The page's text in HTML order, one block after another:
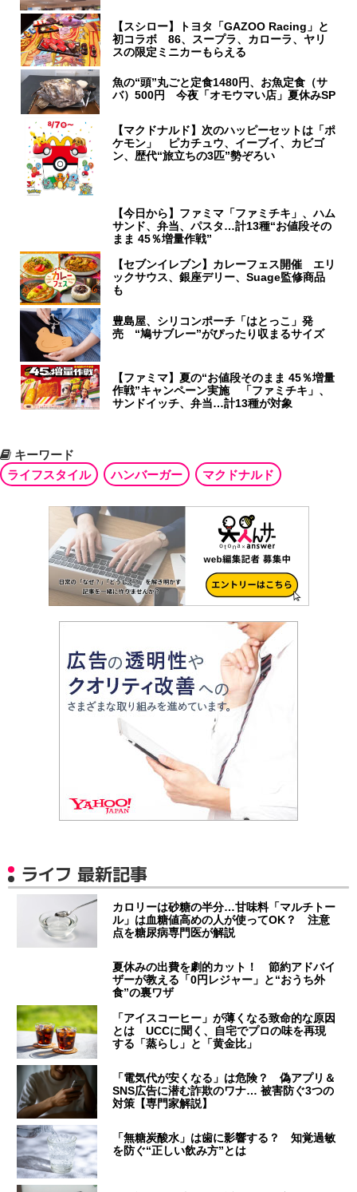
【スシロー】トヨタ「GAZOO Racing」と
初コラボ 86、スープラ、カローラ、ヤリ
スの限定ミニカーもらえる
魚の“頭”丸ごと定食1480円、お魚定食（サ
バ）500円 今夜「オモウマい店」夏休みSP
【マクドナルド】次のハッピーセットは「ポ
ケモン」 ピカチュウ、イーブイ、カビゴ
ン、歴代“旅立ちの3匹”勢ぞろい
【今日から】ファミマ「ファミチキ」、ハム
サンド、弁当、パスタ…計13種“お値段その
まま 45％増量作戦”
【セブンイレブン】カレーフェス開催 エリ
ックサウス、銀座デリー、Suage監修商品
も
豊島屋、シリコンポーチ「はとっこ」発
売 “鳩サブレー”がぴったり収まるサイズ
【ファミマ】夏の“お値段そのまま 45％増量
作戦”キャンペーン実施 「ファミチキ」、
サンドイッチ、弁当…計13種が対象
キーワード
ライフスタイル
ハンバーガー マクドナルド
ライフ 最新記事
カロリーは砂糖の半分…甘味料「マルチトー
ル」は血糖値高めの人が使ってOK？ 注意
点を糖尿病専門医が解説
夏休みの出費を劇的カット！ 節約アドバイ
ザーが教える「0円レジャー」と“おうち外
食”の裏ワザ
「アイスコーヒー」が薄くなる致命的な原因
とは UCCに聞く、自宅でプロの味を再現
する「蒸らし」と「黄金比」
「電気代が安くなる」は危険？ 偽アプリ＆
SNS広告に潜む詐欺のワナ… 被害防ぐ3つの
対策【専門家解説】
「無糖炭酸水」は歯に影響する？ 知覚過敏
を防ぐ“正しい飲み方”とは